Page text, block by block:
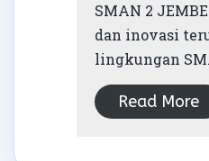
SMAN 2
dan inovasi
lingkungan
Read More